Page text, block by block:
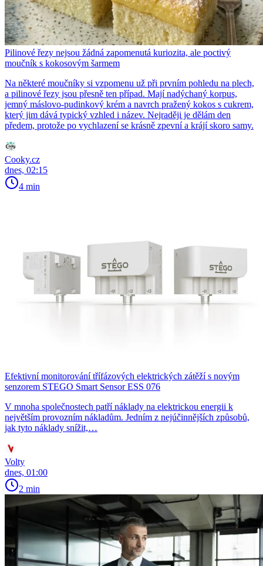
Pilinové řezy nejsou žádná zapomenutá kuriozita, ale poctivý
moučník s kokosovým šarmem
Na některé moučníky si vzpomenu už při prvním pohledu na plech,
a pilinové řezy jsou přesně ten případ. Mají nadýchaný korpus,
jemný máslovo-pudinkový krém a navrch pražený kokos s cukrem,
který jim dává typický vzhled i název. Nejraději je dělám den
předem, protože po vychlazení se krásně zpevní a krájí skoro samy.
Cooky.cz
dnes, 02:15
4 min
Efektivní monitorování třífázových elektrických zátěží s novým
senzorem STEGO Smart Sensor ESS 076
V mnoha společnostech patří náklady na elektrickou energii k
největším provozním nákladům. Jedním z nejúčinnějších způsobů,
jak tyto náklady snížit,…
Volty
dnes, 01:00
2 min